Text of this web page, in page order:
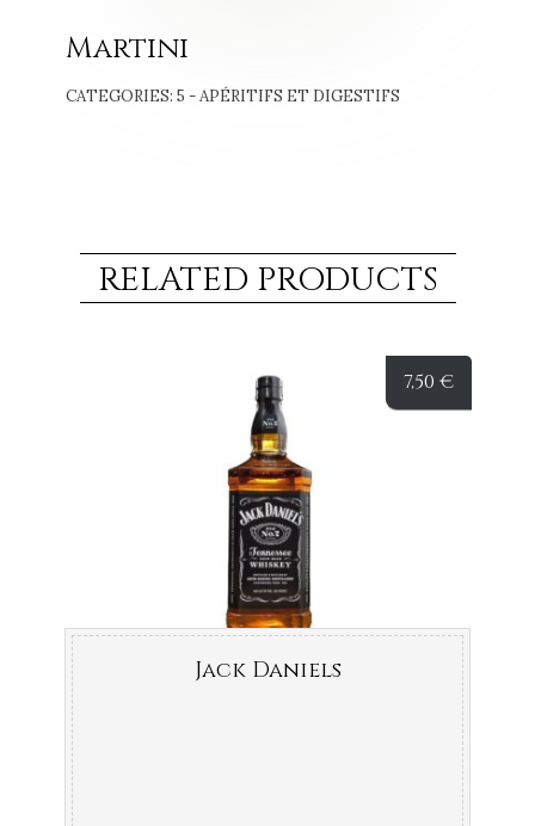
Martini
CATEGORIES: 5 - APÉRITIFS ET DIGESTIFS
RELATED PRODUCTS
7,50 €
Jack Daniels